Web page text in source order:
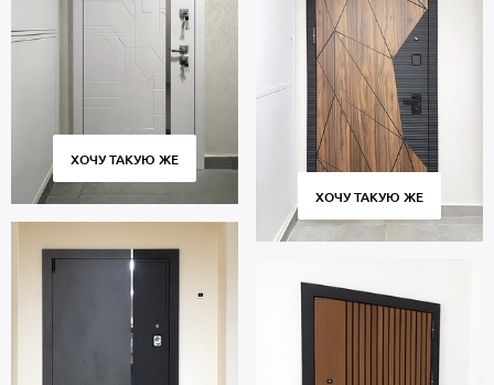
ХОЧУ ТАКУЮ ЖЕ
ХОЧУ ТАКУЮ ЖЕ